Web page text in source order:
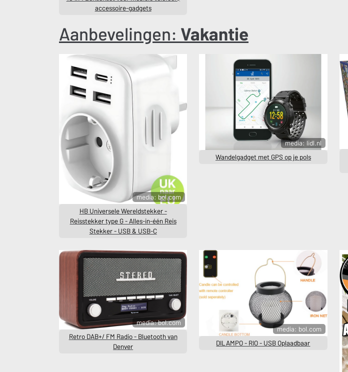
accessoire-gadgets
Aanbevelingen: Vakantie
media: bol.com
HB Universele Wereldstekker -
Reisstekker type G - Alles-in-één Reis
Stekker - USB & USB-C
media: lidl.nl
Wandelgadget met GPS op je pols
media: bol.com
Retro DAB+/ FM Radio - Bluetooth van
Denver
media: bol.com
DILAMPO - RIO - USB Oplaadbaar